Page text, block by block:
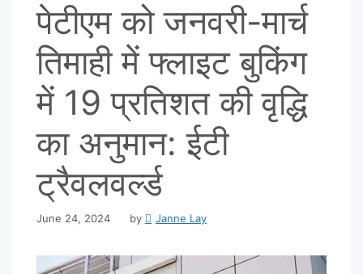
पेटीएम को जनवरी-मार्च
तिमाही में फ्लाइट बुकिंग
में 19 प्रतिशत की वृद्धि
का अनुमान: ईटी
ट्रैवलवर्ल्ड
June 24, 2024 by Janne Lay